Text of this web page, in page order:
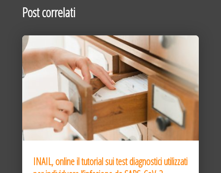
Post correlati
INAIL, online il tutorial sui test diagnostici utilizzati